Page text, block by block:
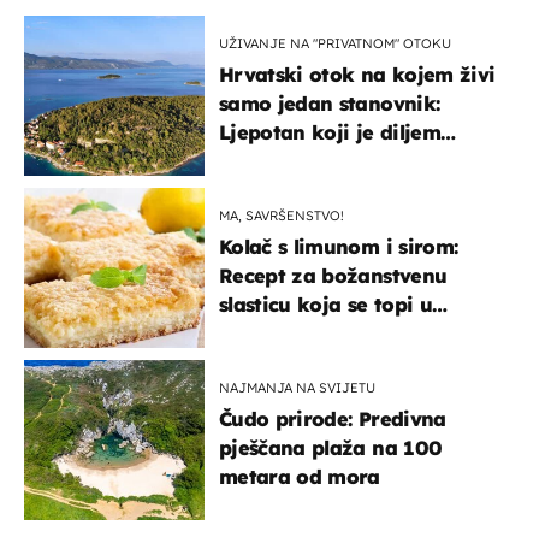
UŽIVANJE NA "PRIVATNOM" OTOKU
Hrvatski otok na kojem živi
samo jedan stanovnik:
Ljepotan koji je diljem
MA, SAVRŠENSTVO!
Kolač s limunom i sirom:
Recept za božanstvenu
slasticu koja se topi u
NAJMANJA NA SVIJETU
Čudo prirode: Predivna
pješčana plaža na 100
metara od mora